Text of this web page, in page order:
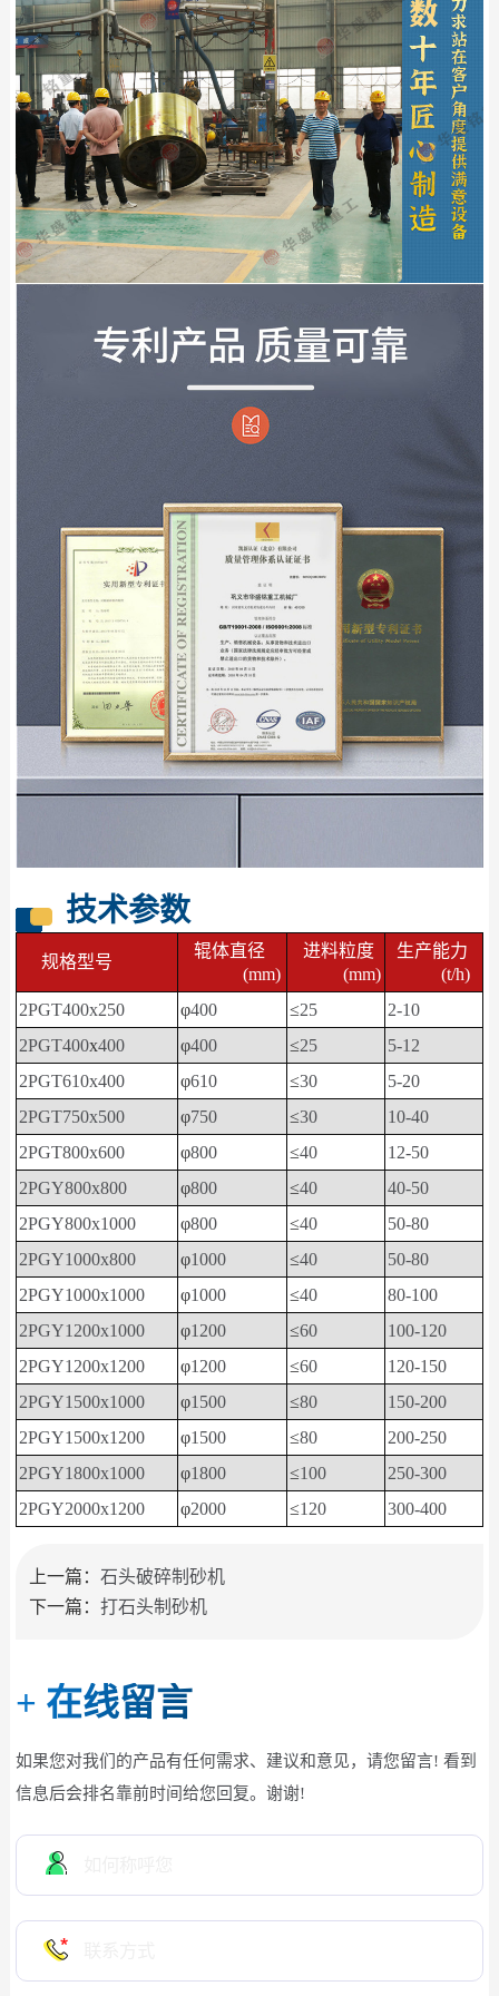
技术参数
规格型号
辊体直径
(mm)
进料粒度
(mm)
生产能力
(t/h)
2PGT400x250
φ400 ≤25
2-10
2PGT400x400 φ400 ≤25
5-12
2PGT610x400
φ610 ≤30
5-20
2PGT750x500
φ750 ≤30
10-40
2PGT800x600
φ800 ≤40
12-50
2PGY800x800
φ800 ≤40
40-50
2PGY800x1000
φ800 ≤40
50-80
2PGY1000x800
φ1000 ≤40
50-80
2PGY1000x1000
φ1000 ≤40
80-100
2PGY1200x1000
φ1200 ≤60
100-120
2PGY1200x1200
φ1200 ≤60
120-150
2PGY1500x1000
φ1500 ≤80
150-200
2PGY1500x1200
φ1500 ≤80
200-250
2PGY1800x1000
φ1800 ≤100
250-300
2PGY2000x1200
φ2000 ≤120 300-400
上一篇： 石头破碎制砂机
下一篇： 打石头制砂机
+ 在线留言
如果您对我们的产品有任何需求、建议和意见，请您留言! 看到
信息后会排名靠前时间给您回复。谢谢!